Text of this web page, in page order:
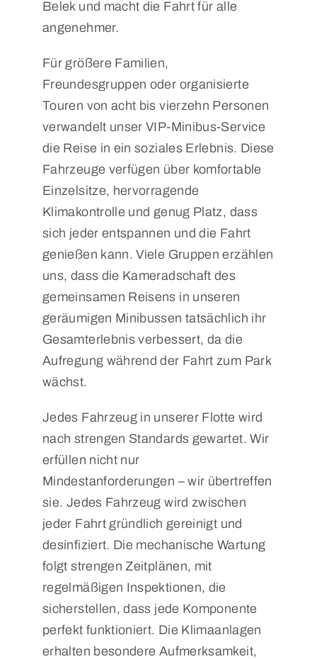
Belek und macht die Fahrt für alle
angenehmer.
Für größere Familien,
Freundesgruppen oder organisierte
Touren von acht bis vierzehn Personen
verwandelt unser VIP-Minibus-Service
die Reise in ein soziales Erlebnis. Diese
Fahrzeuge verfügen über komfortable
Einzelsitze, hervorragende
Klimakontrolle und genug Platz, dass
sich jeder entspannen und die Fahrt
genießen kann. Viele Gruppen erzählen
uns, dass die Kameradschaft des
gemeinsamen Reisens in unseren
geräumigen Minibussen tatsächlich ihr
Gesamterlebnis verbessert, da die
Aufregung während der Fahrt zum Park
wächst.
Jedes Fahrzeug in unserer Flotte wird
nach strengen Standards gewartet. Wir
erfüllen nicht nur
Mindestanforderungen – wir übertreffen
sie. Jedes Fahrzeug wird zwischen
jeder Fahrt gründlich gereinigt und
desinfiziert. Die mechanische Wartung
folgt strengen Zeitplänen, mit
regelmäßigen Inspektionen, die
sicherstellen, dass jede Komponente
perfekt funktioniert. Die Klimaanlagen
erhalten besondere Aufmerksamkeit,